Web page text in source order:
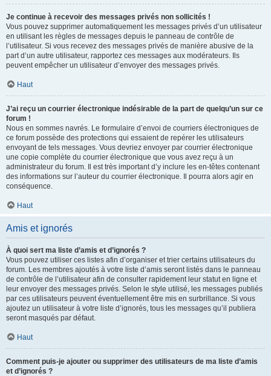
Je continue à recevoir des messages privés non sollicités !
Vous pouvez supprimer automatiquement les messages privés d’un utilisateur
en utilisant les règles de messages depuis le panneau de contrôle de
l’utilisateur. Si vous recevez des messages privés de manière abusive de la
part d’un autre utilisateur, rapportez ces messages aux modérateurs. Ils
peuvent empêcher un utilisateur d’envoyer des messages privés.
Haut
J’ai reçu un courrier électronique indésirable de la part de quelqu’un sur ce
forum !
Nous en sommes navrés. Le formulaire d’envoi de courriers électroniques de
ce forum possède des protections qui essaient de repérer les utilisateurs
envoyant de tels messages. Vous devriez envoyer par courrier électronique
une copie complète du courrier électronique que vous avez reçu à un
administrateur du forum. Il est très important d’y inclure les en-têtes contenant
des informations sur l’auteur du courrier électronique. Il pourra alors agir en
conséquence.
Haut
Amis et ignorés
À quoi sert ma liste d’amis et d’ignorés ?
Vous pouvez utiliser ces listes afin d’organiser et trier certains utilisateurs du
forum. Les membres ajoutés à votre liste d’amis seront listés dans le panneau
de contrôle de l’utilisateur afin de consulter rapidement leur statut en ligne et
leur envoyer des messages privés. Selon le style utilisé, les messages publiés
par ces utilisateurs peuvent éventuellement être mis en surbrillance. Si vous
ajoutez un utilisateur à votre liste d’ignorés, tous les messages qu’il publiera
seront masqués par défaut.
Haut
Comment puis-je ajouter ou supprimer des utilisateurs de ma liste d’amis
et d’ignorés ?